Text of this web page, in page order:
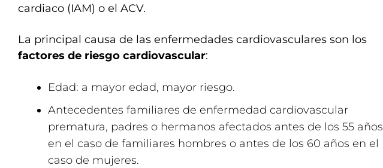
cardiaco (IAM) o el ACV.
La principal causa de las enfermedades cardiovasculares son los
factores de riesgo cardiovascular:
Edad: a mayor edad, mayor riesgo.
Antecedentes familiares de enfermedad cardiovascular
prematura, padres o hermanos afectados antes de los 55 años
en el caso de familiares hombres o antes de los 60 años en el
caso de mujeres.